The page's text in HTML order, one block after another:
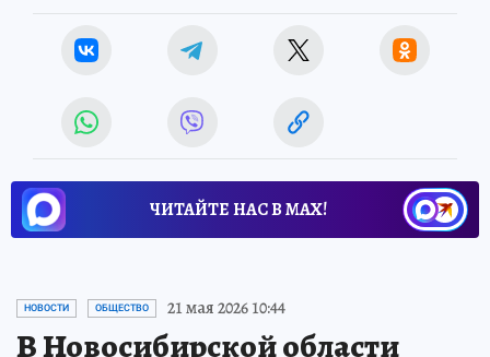
ЧИТАЙТЕ НАС В МАХ!
НОВОСТИ ОБЩЕСТВО 21 мая 2026 10:44
В Новосибирской области